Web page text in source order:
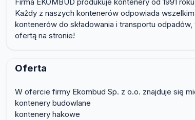
Każdy z naszych kontenerów odpowiada
kontenerów do składowania i transportu
ofertą na stronie!
Oferta
W ofercie firmy Ekombud Sp. z o.o. znajduje się
kontenery budowlane
kontenery hakowe